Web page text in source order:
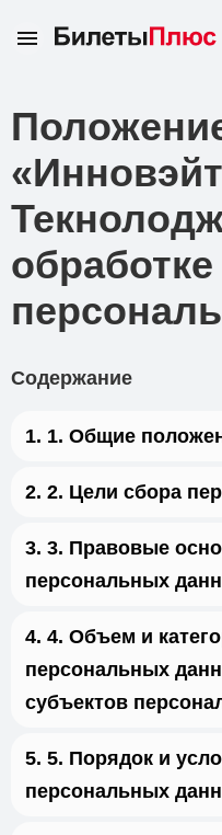
обработке
Содержание
1. Общие
2. Цели сбора
3. Правовые
персональных
4. Объем и
персональных
субъектов
5. Порядок и
персональных